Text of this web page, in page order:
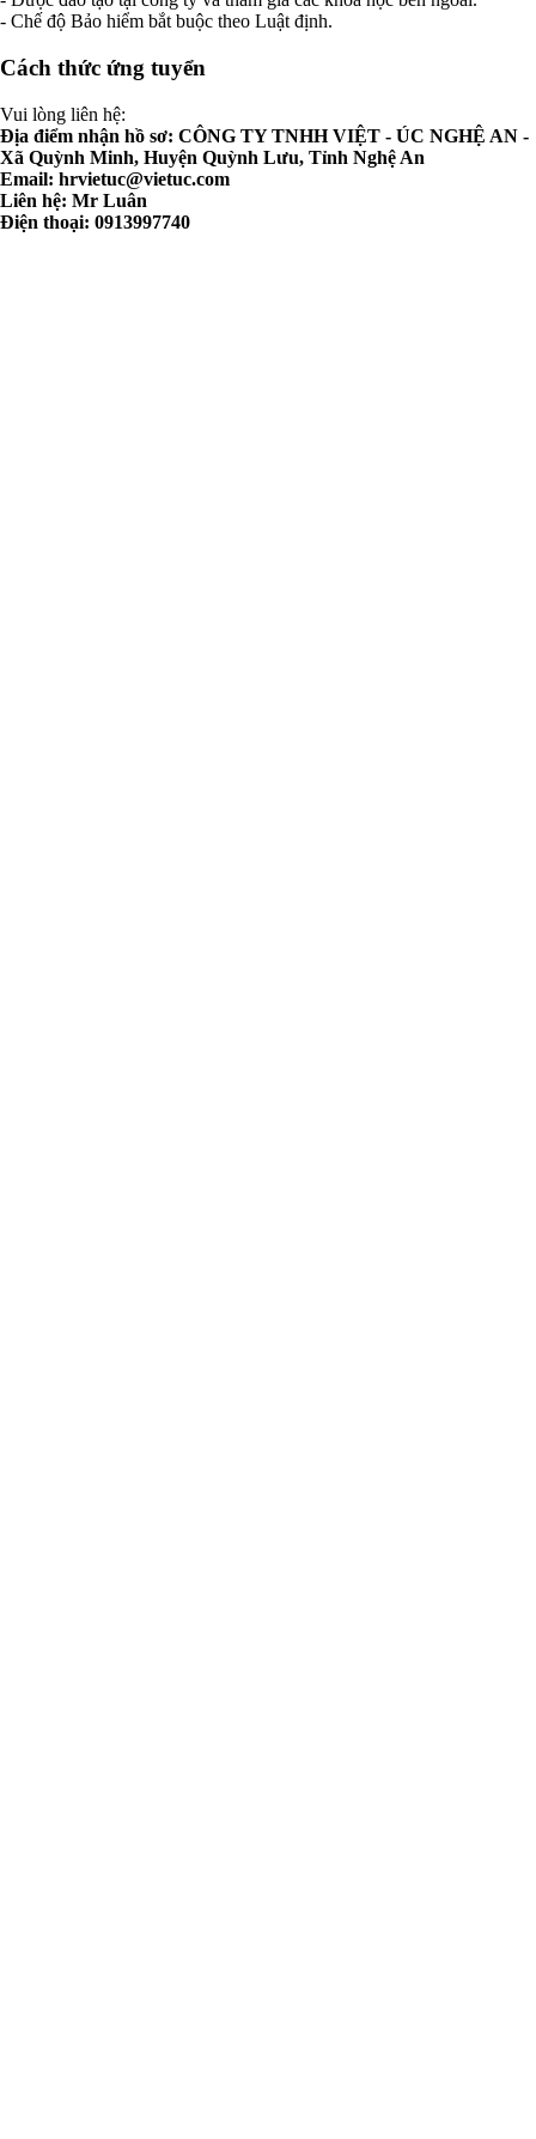
- Chế độ Bảo hiểm bắt buộc theo Luật định.
Cách thức ứng tuyển
Vui lòng liên hệ:
Địa điểm nhận hồ sơ: CÔNG TY TNHH VIỆT - ÚC NGHỆ AN -
Xã Quỳnh Minh, Huyện Quỳnh Lưu, Tỉnh Nghệ An
Email: hrvietuc@vietuc.com
Liên hệ: Mr Luân
Điện thoại: 0913997740